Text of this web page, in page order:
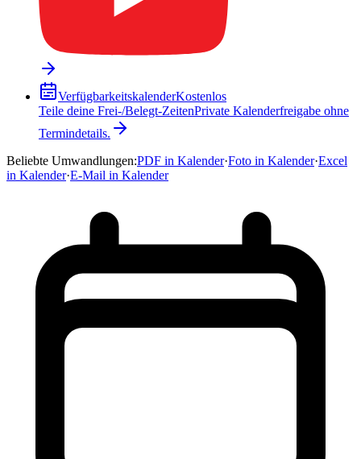
VerfügbarkeitskalenderKostenlos
Teile deine Frei-/Belegt-ZeitenPrivate Kalenderfreigabe ohne
Termindetails.
Beliebte Umwandlungen:PDF in Kalender·Foto in Kalender·Excel
in Kalender·E-Mail in Kalender